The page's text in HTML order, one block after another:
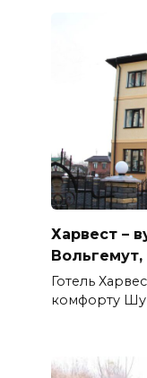
Харвест –
Вольгемут,
Готель
комфорту